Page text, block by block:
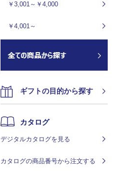
￥3,001～￥4,000
￥4,001～
ギフトの目的から探す
カタログ
デジタルカタログを見る
カタログの商品番号から注文する